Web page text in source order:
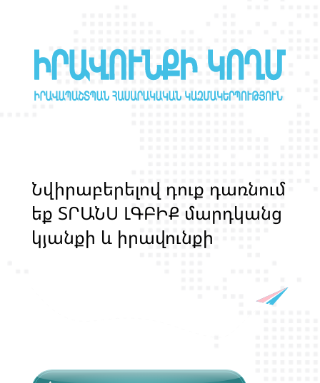
Նվիրաբերելով դոք դառնոմ
եք ՏՐԱՆՍ ԼԳԲԻՔ մարդկանց
կյանքի և իրավոնքի